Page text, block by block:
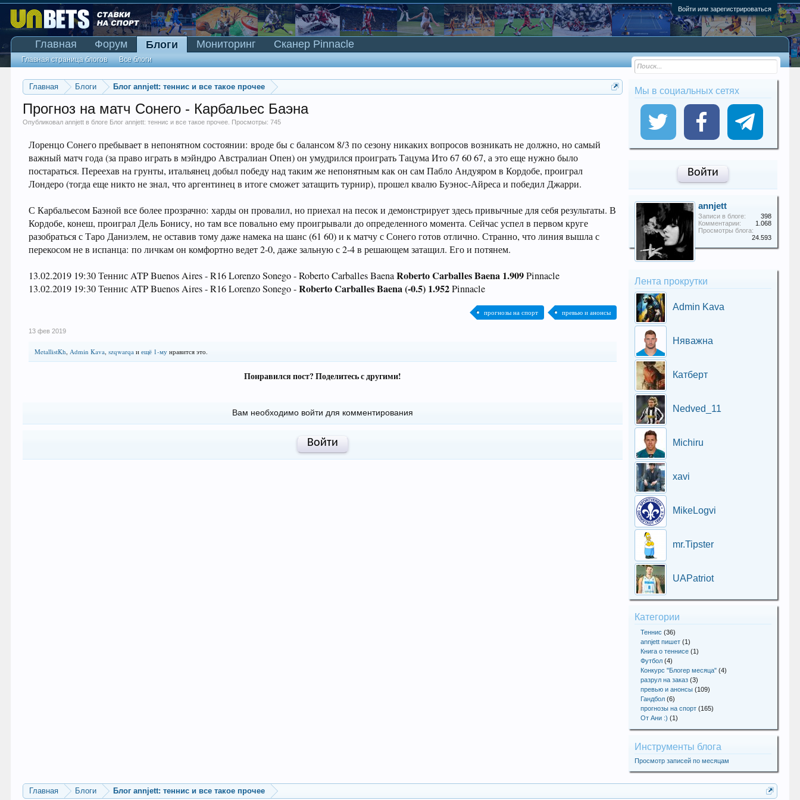
Войти или зарегистрироваться
Главная Блоги Блог annjett: теннис и все такое прочее
Прогноз на матч Сонего - Карбальес Баэна
Опубликовалannjett в блоге Блог annjett: теннис и все такое прочее . Просмотры: 745
Лоренцо Сонего пребывает в непонятном состоянии: вроде бы с балансом 8/3 по сезону никаких вопросов возникать не должно, но самый
важный матч года (за право играть в мэйндро Австралиан Опен) он умудрился проиграть Тацума Ито 67 60 67, а это еще нужно было
постараться. Переехав на грунты, итальянец добыл победу над таким же непонятным как он сам Пабло Андуяром в Кордобе, проиграл
Лондеро (тогда еще никто не знал, что аргентинец в итоге сможет затащить турнир), прошел квалю Буэнос-Айреса и победил Джарри.
С Карбальесом Баэной все более прозрачно: харды он провалил, но приехал на песок и демонстрирует здесь привычные для себя результаты. В
Кордобе, конеш, проиграл Дель Бонису, но там все повально ему проигрывали до определенного момента. Сейчас успел в первом круге
разобраться с Таро Даниэлем, не оставив тому даже намека на шанс (61 60) и к матчу с Сонего готов отлично. Странно, что линия вышла с
перекосом не в испанца: по личкам он комфортно ведет 2-0, даже зальную с 2-4 в решающем затащил. Его и потянем.
13.02.2019 19:30 Теннис ATP Buenos Aires - R16 Lorenzo Sonego - Roberto Carballes BaenaRoberto Carballes Baena 1.909Pinnacle
13.02.2019 19:30 Теннис ATP Buenos Aires - R16 Lorenzo Sonego -Roberto Carballes Baena (-0.5) 1.952Pinnacle
прогнозы на спорт превью и анонсы
13 фев 2019
MetallistKh,Admin Kava,szqwarqa иещё 1-му нравится это.
Понравился пост? Поделитесь с другими!
Вам необходимо войти для комментирования
Войти
Мы в социальных сетях
Войти
annjett
Записи в блоге:
398
Комментарии:
1.068
Просмотры блога:
24.593
Лента прокрутки
Admin Kava
Няважна
Катберт
Nedved_11
Michiru
xavi
MikeLogvi
mr.Tipster
UAPatriot
Категории
Теннис (36)
annjett пишет(1)
Книга о теннисе(1)
Футбол(4)
Конкурс "Блогер месяца"(4)
разрул на заказ(3)
превью и анонсы(109)
Гандбол(6)
прогнозы на спорт(165)
От Ани :) (1)
Инструменты блога
Просмотр записей по месяцам
Главная Блоги Блог annjett: теннис и все такое прочее
Главная Форум Блоги
Главная страница блогов Все блоги
Мониторинг Сканер Pinnacle